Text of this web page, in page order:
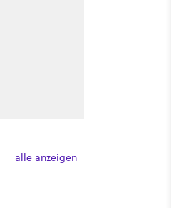
alle anzeigen